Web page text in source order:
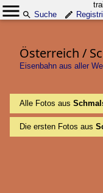
Suche
Österreich /
Eisenbahn aus aller
Alle Fotos aus
Die ersten Fotos aus